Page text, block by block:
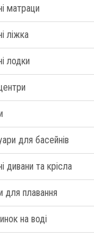
матраци
ліжка
лодки
для басейнів
дивани та крісла
для плавання
на воді